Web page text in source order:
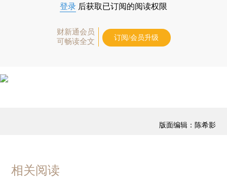
登录 后获取已订阅的阅读权限
财新通会员
可畅读全文
订阅/会员升级
版面编辑：陈希影
相关阅读